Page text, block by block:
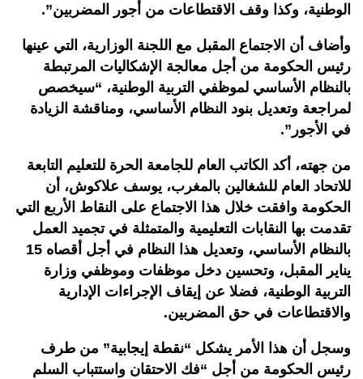
الوطنية، وكذا وقف الاقتطاعات من أجور المضربين”.
وأضاف أن الاجتماع المقبل مع اللجنة الوزارية، التي عينها
رئيس الحكومة من أجل معالجة الإشكاليات المرتبطة
بالنظام الأساسي لموظفي التربية الوطنية، “سيخصص
لمراجعة وتعديل بنود النظام الأساسي، ومناقشة الزيادة
في الأجور”.
من جهته، أكد الكاتب العام للجامعة الحرة للتعليم التابعة
للاتحاد العام للشغالين بالمغرب، يوسف علاكوش، أن
الحكومة وافقت خلال هذا الاجتماع على النقاط الأربع التي
تقدمت بها النقابات التعليمية والمتمثلة في تجميد العمل
بالنظام الأساسي، وتعديل هذا النظام في أجل أقصاه 15
يناير المقبل، وتحسين دخل موظفات وموظفي وزارة
التربية الوطنية، فضلا عن إيقاف الإجراءات الإدارية
والاقتطاعات في حق المضربين.
وسجل أن هذا الأمر يشكل “نقطة إيجابية” من طرف
رئيس الحكومة من أجل “فك الاحتقان واستتباب السلم